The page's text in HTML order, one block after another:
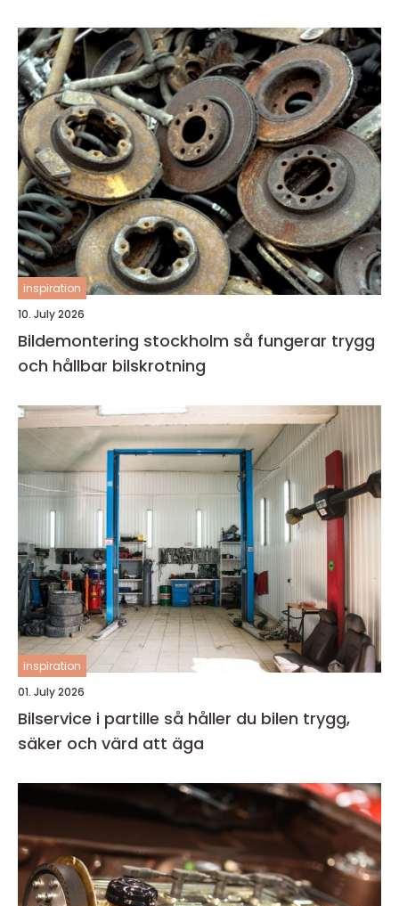
inspiration
10. July 2026
Bildemontering stockholm så fungerar trygg
och hållbar bilskrotning
inspiration
01. July 2026
Bilservice i partille så håller du bilen trygg,
säker och värd att äga